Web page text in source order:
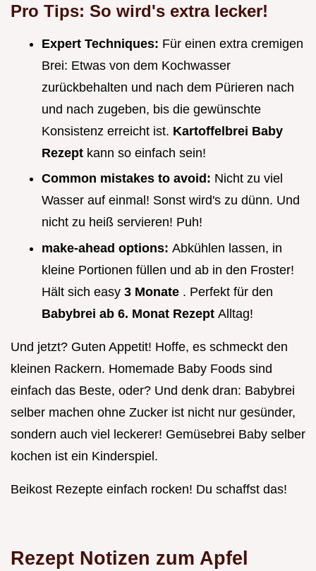
Pro Tips: So wird's extra lecker!
Expert Techniques: Für einen extra cremigen
Brei: Etwas von dem Kochwasser
zurückbehalten und nach dem Pürieren nach
und nach zugeben, bis die gewünschte
Konsistenz erreicht ist. Kartoffelbrei Baby
Rezept kann so einfach sein!
Common mistakes to avoid: Nicht zu viel
Wasser auf einmal! Sonst wird's zu dünn. Und
nicht zu heiß servieren! Puh!
make-ahead options: Abkühlen lassen, in
kleine Portionen füllen und ab in den Froster!
Hält sich easy 3 Monate . Perfekt für den
Babybrei ab 6. Monat Rezept Alltag!
Und jetzt? Guten Appetit! Hoffe, es schmeckt den
kleinen Rackern. Homemade Baby Foods sind
einfach das Beste, oder? Und denk dran: Babybrei
selber machen ohne Zucker ist nicht nur gesünder,
sondern auch viel leckerer! Gemüsebrei Baby selber
kochen ist ein Kinderspiel.
Beikost Rezepte einfach rocken! Du schaffst das!
Rezept Notizen zum Apfel